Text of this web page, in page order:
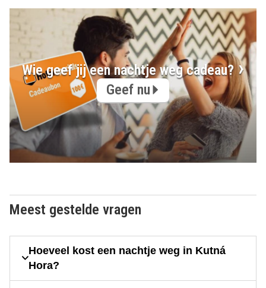
Wie geef jij een nachtje weg cadeau?
Geef nu
Meest gestelde vragen
Hoeveel kost een nachtje weg in Kutná
Hora?